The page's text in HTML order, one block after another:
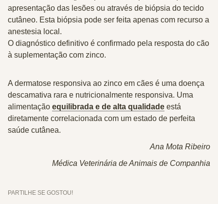
apresentação das lesões ou através de biópsia do tecido
cutâneo. Esta biópsia pode ser feita apenas com recurso a
anestesia local.
O diagnóstico definitivo é confirmado pela resposta do cão
à suplementação com zinco.
A dermatose responsiva ao zinco em cães é uma doença
descamativa rara e nutricionalmente responsiva. Uma
alimentação equilibrada e de alta qualidade está
diretamente correlacionada com um estado de perfeita
saúde cutânea.
Ana Mota Ribeiro
Médica Veterinária de Animais de Companhia
PARTILHE SE GOSTOU!